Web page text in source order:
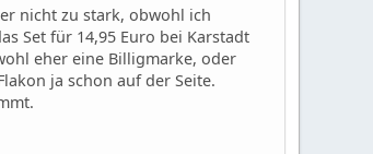
nicht zu stark, obwohl ich
Set für 14,95 Euro bei Karstadt
eher eine Billigmarke, oder
ja schon auf der Seite.